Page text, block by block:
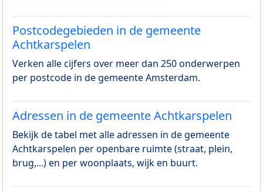
Postcodegebieden in de gemeente
Achtkarspelen
Verken alle cijfers over meer dan 250 onderwerpen
per postcode in de gemeente Amsterdam.
Adressen in de gemeente Achtkarspelen
Bekijk de tabel met alle adressen in de gemeente
Achtkarspelen per openbare ruimte (straat, plein,
brug,...) en per woonplaats, wijk en buurt.